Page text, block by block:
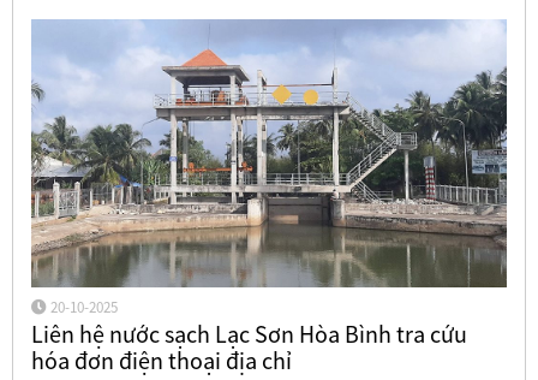
20-10-2025
Liên hệ nước sạch Lạc Sơn Hòa Bình tra cứu
hóa đơn điện thoại địa chỉ